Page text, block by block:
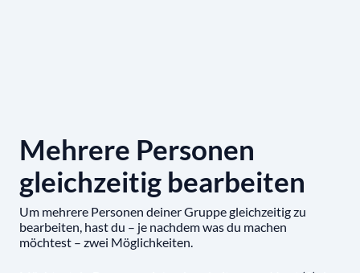
Mehrere Personen
gleichzeitig bearbeiten
Um mehrere Personen deiner Gruppe gleichzeitig zu
bearbeiten, hast du – je nachdem was du machen
möchtest – zwei Möglichkeiten.